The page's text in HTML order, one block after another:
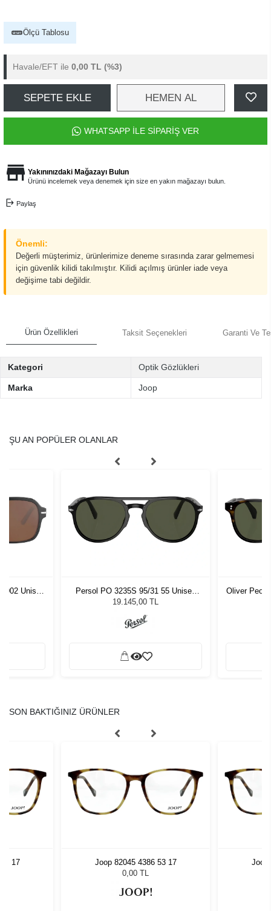
Ölçü Tablosu
Havale/EFT ile 0,00 TL (%3)
SEPETE EKLE HEMEN AL
WHATSAPP İLE SİPARİŞ VER
Yakınınızdaki Mağazayı Bulun
Ürünü incelemek veya denemek için size en yakın mağazayı bulun.
Paylaş
Önemli:
Değerli müşterimiz, ürünlerimize deneme sırasında zarar gelmemesi
için güvenlik kilidi takılmıştır. Kilidi açılmış ürünler iade veya
değişime tabi değildir.
Ürün Özellikleri Taksit Seçenekleri Garanti Ve
Kategori Optik Gözlükleri
Marka Joop
ŞU AN POPÜLER OLANLAR
Unisex
Persol PO 3235S 95/31 55 Unisex
Güneş Gözlüğü
19.145,00 TL
Oliver
SON BAKTIĞINIZ ÜRÜNLER
17
Joop 82045 4386 53 17
0,00 TL
Joop